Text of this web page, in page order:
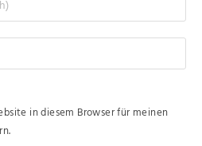
in diesem Browser für meinen